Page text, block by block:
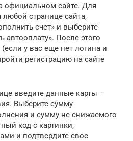
официальном сайте. Для
любой странице сайта,
счет» и выберите
автооплату». После этого
у вас еще нет логина и
регистрацию на сайте
введите данные карты –
Выберите сумму
и сумму не снижаемого
код с картинки,
и подтвердите свое